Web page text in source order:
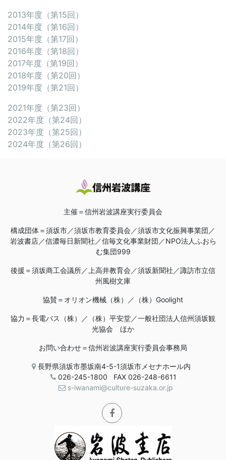
2013年度（第15回）
2014年度（第16回）
2015年度（第17回）
2016年度（第18回）
2017年度（第19回）
2018年度（第20回）
2019年度（第21回）
2021年度（第23回）
2022年度（第24回）
2023年度（第25回）
2024年度（第26回）
主催＝信州岩波講座実行委員会
構成団体＝須坂市／須坂市教育委員会／須坂市文化振興事業団／
岩波書店／信濃毎日新聞社／信毎文化事業財団／NPO法人ふおら
む集団999
後援＝須坂商工会議所／上高井教育会／須坂新聞社／諏訪市立信
州風樹文庫
協賛＝オリオン機械（株）／（株）Goolight
協力＝長電バス（株）／（株）平安堂／一般社団法人信州須坂観
光協会 ほか
お問い合わせ＝信州岩波講座実行委員会事務局
長野県須坂市墨坂南4-5-1須坂市メセナホール内
026-245-1800
FAX 026-248-6611
s-iwanami@culture-suzaka.or.jp